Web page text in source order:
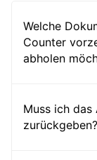
Welche
Counter
abholen
Muss ich
zurückgeben?